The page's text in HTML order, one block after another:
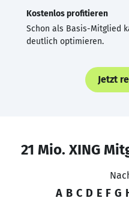
Kostenlos profitieren
Schon als Basis-Mitglied
deutlich optimieren.
Jetzt
21 Mio. XING
A B C D E F G